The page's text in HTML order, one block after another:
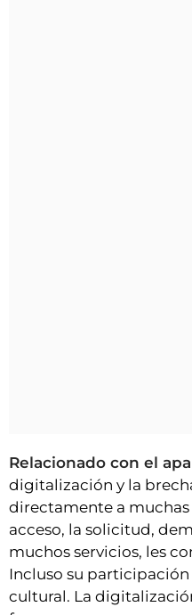
Relacionado con el
digitalización y la
directamente a muchas
acceso, la solicitud,
muchos servicios, les
Incluso su
cultural. La